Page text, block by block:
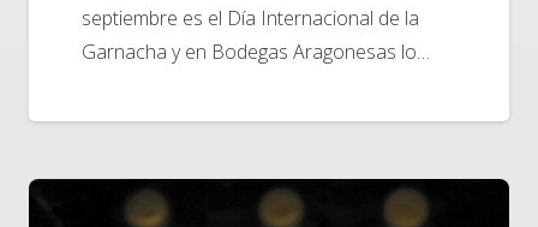
septiembre es el Día Internacional de la
Garnacha y en Bodegas Aragonesas lo…